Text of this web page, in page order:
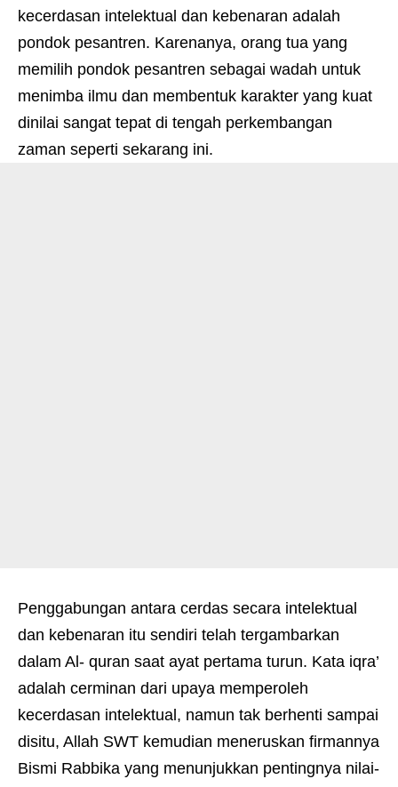
kecerdasan intelektual dan kebenaran adalah
pondok pesantren. Karenanya, orang tua yang
memilih pondok pesantren sebagai wadah untuk
menimba ilmu dan membentuk karakter yang kuat
dinilai sangat tepat di tengah perkembangan
zaman seperti sekarang ini.
Penggabungan antara cerdas secara intelektual
dan kebenaran itu sendiri telah tergambarkan
dalam Al- quran saat ayat pertama turun. Kata iqra’
adalah cerminan dari upaya memperoleh
kecerdasan intelektual, namun tak berhenti sampai
disitu, Allah SWT kemudian meneruskan firmannya
Bismi Rabbika yang menunjukkan pentingnya nilai-